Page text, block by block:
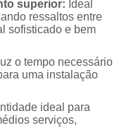
superior: Ideal
ressaltos entre
sofisticado e bem
o tempo necessário
uma instalação
ideal para
serviços,